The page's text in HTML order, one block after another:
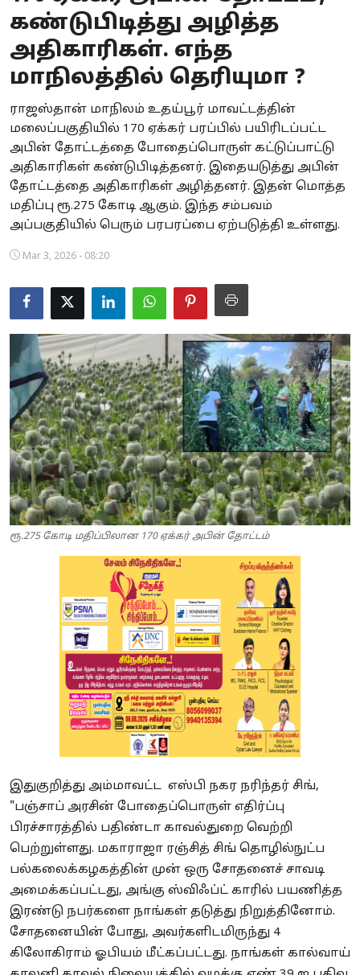
Business
Crime
National
World
Astrology
Spirituality
Politics
கண்டுபிடித்து அழித்த
அதிகாரிகள். எந்த
மாநிலத்தில் தெரியுமா ?
ராஜஸ்தான் மாநிலம் உதய்பூர் மாவட்டத்தின்
மலைப்பகுதியில் 170 ஏக்கர் பரப்பில் பயிரிடப்பட்ட
அபின் தோட்டத்தை போதைப்பொருள் கட்டுப்பாட்டு
அதிகாரிகள் கண்டுபிடித்தனர். இதையடுத்து அபின்
தோட்டத்தை அதிகாரிகள் அழித்தனர். இதன் மொத்த
மதிப்பு ரூ.275 கோடி ஆகும். இந்த சம்பவம்
அப்பகுதியில் பெரும் பரபரப்பை ஏற்படுத்தி உள்ளது.
Mar 3, 2026 - 08:20
ரூ.275 கோடி மதிப்பிலான 170 ஏக்கர் அபின் தோட்டம்
இதுகுறித்து அம்மாவட்ட எஸ்பி நகர நரிந்தர் சிங்,
"பஞ்சாப் அரசின் போதைப்பொருள் எதிர்ப்பு
பிரச்சாரத்தில் பதிண்டா காவல்துறை வெற்றி
பெற்றுள்ளது. மகாராஜா ரஞ்சித் சிங் தொழில்நுட்ப
பல்கலைக்கழகத்தின் முன் ஒரு சோதனைச் சாவடி
அமைக்கப்பட்டது, அங்கு ஸ்விஃப்ட் காரில் பயணித்த
இரண்டு நபர்களை நாங்கள் தடுத்து நிறுத்தினோம்.
சோதனையின் போது, ​​அவர்களிடமிருந்து 4
கிலோகிராம் ஓபியம் மீட்கப்பட்டது. நாங்கள் கால்வாய்